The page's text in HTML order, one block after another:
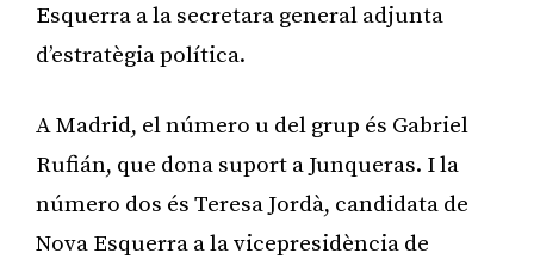
Esquerra a la secretara general adjunta
d’estratègia política.
A Madrid, el número u del grup és Gabriel
Rufián, que dona suport a Junqueras. I la
número dos és Teresa Jordà, candidata de
Nova Esquerra a la vicepresidència de